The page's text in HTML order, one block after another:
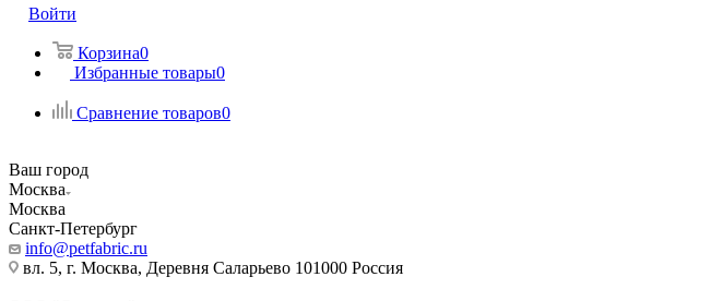
Войти
Корзина0
Избранные товары0
Сравнение товаров0
Ваш город
Москва
Москва
Санкт-Петербург
info@petfabric.ru
вл. 5, г. Москва, Деревня Саларьево 101000 Россия